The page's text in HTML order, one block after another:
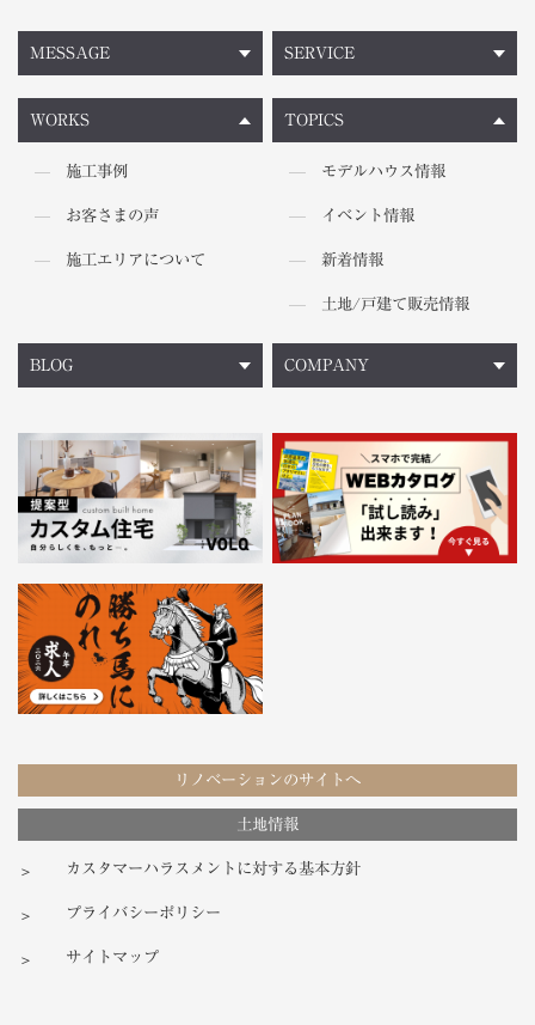
MESSAGE
WORKS
施工事例
お客さまの声
施工エリアについて
TOPICS
モデルハウス情報
イベント情報
新着情報
土地/戸建て販売情報
SERVICE
BLOG COMPANY
リノベーションのサイトへ
土地情報
カスタマーハラスメントに対する基本方針
プライバシーポリシー
サイトマップ